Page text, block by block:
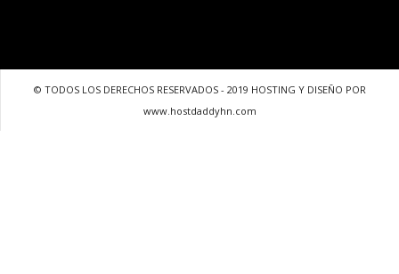
© TODOS LOS DERECHOS RESERVADOS - 2019 HOSTING Y DISEÑO POR
www.hostdaddyhn.com